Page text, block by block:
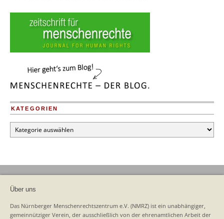
KATEGORIEN
Kategorien
Über uns
Das Nürnberger Menschenrechtszentrum e.V. (NMRZ) ist ein unabhängiger,
gemeinnütziger Verein, der ausschließlich von der ehrenamtlichen Arbeit der